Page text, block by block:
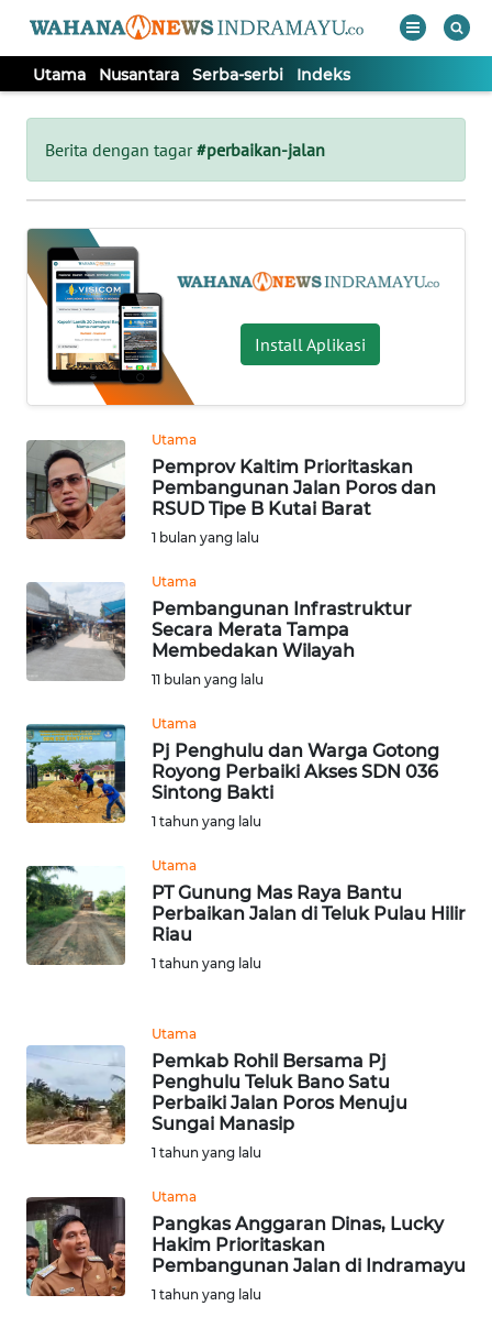
Utama Nusantara Serba-serbi Indeks
Berita dengan tagar#perbaikan-jalan
Install Aplikasi
Utama
Pemprov Kaltim Prioritaskan
Pembangunan Jalan Poros dan
RSUD Tipe B Kutai Barat
1 bulan yang lalu
Utama
Pembangunan Infrastruktur
Secara Merata Tampa
Membedakan Wilayah
11 bulan yang lalu
Utama
Pj Penghulu dan Warga Gotong
Royong Perbaiki Akses SDN 036
Sintong Bakti
1 tahun yang lalu
Utama
PT Gunung Mas Raya Bantu
Perbaikan Jalan di Teluk Pulau Hilir
Riau
1 tahun yang lalu
Utama
Pemkab Rohil Bersama Pj
Penghulu Teluk Bano Satu
Perbaiki Jalan Poros Menuju
Sungai Manasip
1 tahun yang lalu
Utama
Pangkas Anggaran Dinas, Lucky
Hakim Prioritaskan
Pembangunan Jalan di Indramayu
1 tahun yang lalu
Tutup
UTAMA
NUSANTARA
SERBA-
SERBI
Informasi
INDEKS
BERITA
KONTAK
INFO
IKLAN
KAMI
PEDOMAN
MEDIA
SIBER
REDAKSI
KARIR
Wahana
News
Regional
WN
JAKARTA